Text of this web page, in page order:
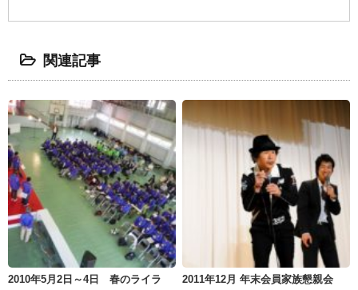
関連記事
2010年5月2日～4日 春のライラ 2011年12月 年末会員家族懇親会